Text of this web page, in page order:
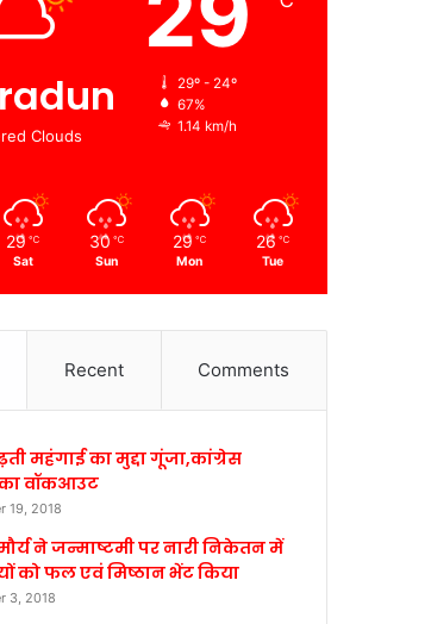
Clouds
29º - 24º
67%
1.14 km/h
29 ℃
Sat
30 ℃
Sun
29 ℃
Mon
26 ℃
Tue
Recent Comments
महंगाई का मुद्दा गूंजा,कांग्रेस
का वॉकआउट
19, 2018
ने जन्माष्टमी पर नारी निकेतन में
को फल एवं मिष्ठान भेंट किया
3, 2018